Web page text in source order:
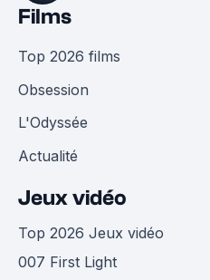
Films
Top 2026 films
Obsession
L'Odyssée
Actualité
Jeux vidéo
Top 2026 Jeux vidéo
007 First Light